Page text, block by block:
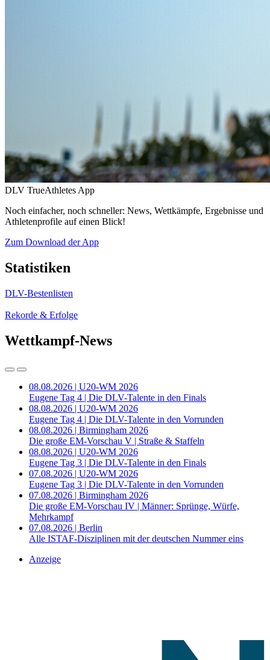
DLV TrueAthletes App
Noch einfacher, noch schneller: News, Wettkämpfe, Ergebnisse und
Athletenprofile auf einen Blick!
Zum Download der App
Statistiken
DLV-Bestenlisten
Rekorde & Erfolge
Wettkampf-News
08.08.2026 | U20-WM 2026
Eugene Tag 4 | Die DLV-Talente in den Finals
08.08.2026 | U20-WM 2026
Eugene Tag 4 | Die DLV-Talente in den Vorrunden
08.08.2026 | Birmingham 2026
Die große EM-Vorschau V | Straße & Staffeln
08.08.2026 | U20-WM 2026
Eugene Tag 3 | Die DLV-Talente in den Finals
07.08.2026 | U20-WM 2026
Eugene Tag 3 | Die DLV-Talente in den Vorrunden
07.08.2026 | Birmingham 2026
Die große EM-Vorschau IV | Männer: Sprünge, Würfe,
Mehrkampf
07.08.2026 | Berlin
Alle ISTAF-Disziplinen mit der deutschen Nummer eins
Anzeige